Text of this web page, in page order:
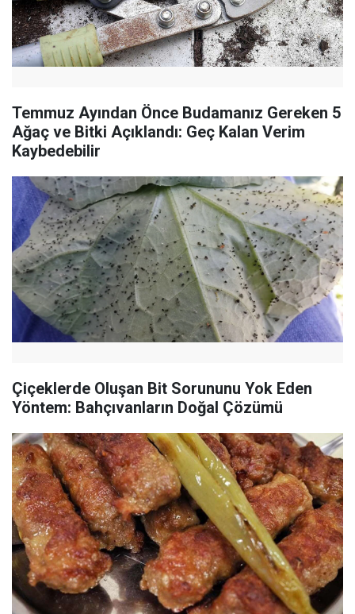
Temmuz Ayından Önce Budamanız Gereken 5
Ağaç ve Bitki Açıklandı: Geç Kalan Verim
Kaybedebilir
Çiçeklerde Oluşan Bit Sorununu Yok Eden
Yöntem: Bahçıvanların Doğal Çözümü